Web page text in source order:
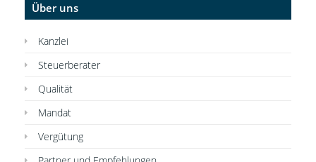
Über uns
Kanzlei
Steuerberater
Qualität
Mandat
Vergütung